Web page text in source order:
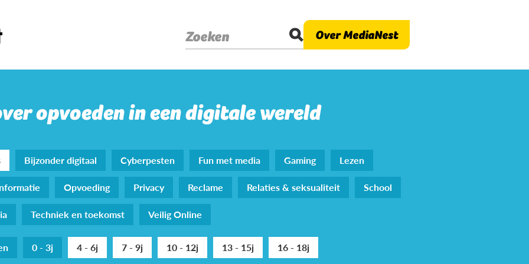
Zoeken Over MediaNest
opvoeden in een digitale wereld
Bijzonder digitaal Cyberpesten Fun met media Gaming
Lezen
Opvoeding Privacy Reclame Relaties & seksualiteit
School
Techniek en toekomst Veilig Online
0 - 3j 4 - 6j 7 - 9j 10 - 12j 13 - 15j 16 - 18j